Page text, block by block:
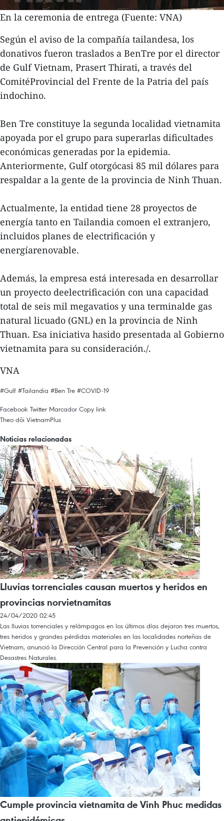
En la ceremonia de entrega (Fuente: VNA)
Según el aviso de la compañía tailandesa, los
donativos fueron traslados a BenTre por el director
de Gulf Vietnam, Prasert Thirati, a través del
ComitéProvincial del Frente de la Patria del país
indochino.
Ben Tre constituye la segunda localidad vietnamita
apoyada por el grupo para superarlas dificultades
económicas generadas por la epidemia.
Anteriormente, Gulf otorgócasi 85 mil dólares para
respaldar a la gente de la provincia de Ninh Thuan.
Actualmente, la entidad tiene 28 proyectos de
energía tanto en Tailandia comoen el extranjero,
incluidos planes de electrificación y
energíarenovable.
Además, la empresa está interesada en desarrollar
un proyecto deelectrificación con una capacidad
total de seis mil megavatios y una terminalde gas
natural licuado (GNL) en la provincia de Ninh
Thuan. Esa iniciativa hasido presentada al Gobierno
vietnamita para su consideración./.
VNA
#Gulf #Tailandia #Ben Tre #COVID-19
Facebook Twitter Marcador Copy link
Theo dõi VietnamPlus
Noticias relacionadas
Lluvias torrenciales causan muertos y heridos en
provincias norvietnamitas
24/04/2020 02:45
Las lluvias torrenciales y relámpagos en los últimos días dejaron tres muertos,
tres heridos y grandes pérdidas materiales en las localidades norteñas de
Vietnam, anunció la Dirección Central para la Prevención y Lucha contra
Desastres Naturales.
Cumple provincia vietnamita de Vinh Phuc medidas